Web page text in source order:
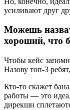
усиливают друг
Можешь
хороший, что
Чтобы кейс
Назову топ-3
Кто-то скажет
работы — это
дирекшн